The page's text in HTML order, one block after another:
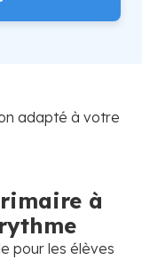
à
pour les élèves